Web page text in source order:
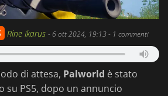
Rine Ikarus -6 ott 2024, 19:13- 1 commenti
di attesa, Palworld è stato
su PS5, dopo un annuncio